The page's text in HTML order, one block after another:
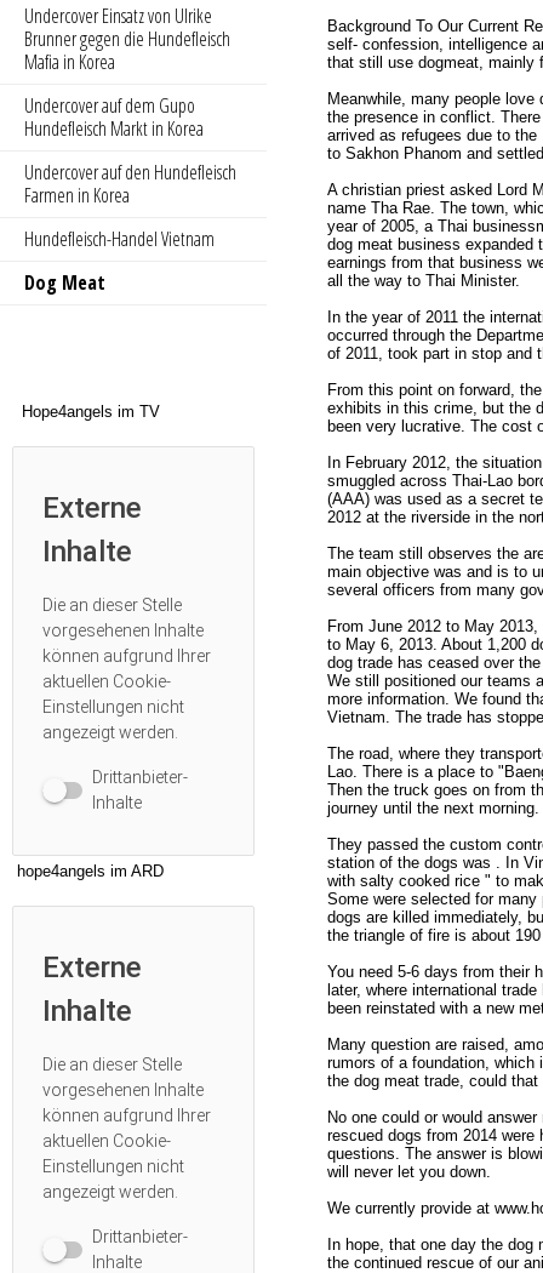
Undercover Einsatz von Ulrike
Brunner gegen die Hundefleisch
Mafia in Korea
Undercover auf dem Gupo
Hundefleisch Markt in Korea
Undercover auf den Hundefleisch
Farmen in Korea
Hundefleisch-Handel Vietnam
Dog Meat
Hope4angels im TV
Externe
Inhalte
Die an dieser Stelle
vorgesehenen Inhalte
können aufgrund Ihrer
aktuellen Cookie-
Einstellungen nicht
angezeigt werden.
Drittanbieter-
Inhalte
hope4angels im ARD
Externe
Inhalte
Die an dieser Stelle
vorgesehenen Inhalte
können aufgrund Ihrer
aktuellen Cookie-
Einstellungen nicht
angezeigt werden.
Drittanbieter-
Inhalte
Background To Our Current
self- confession, intelligence
that still use dogmeat, mainly
Meanwhile, many people
the presence in conflict.
arrived as refugees due to
to Sakhon Phanom and
A christian priest asked Lord
name Tha Rae. The town,
year of 2005, a Thai
dog meat business expanded
earnings from that business
all the way to Thai Minister.
In the year of 2011 the
occurred through the
of 2011, took part in stop and
From this point on forward,
exhibits in this crime, but the
been very lucrative. The cost
In February 2012, the
smuggled across Thai-Lao
(AAA) was used as a secret
2012 at the riverside in the
The team still observes the
main objective was and is to
several officers from many
From June 2012 to May
to May 6, 2013. About 1,200
dog trade has ceased over
We still positioned our teams
more information. We found
Vietnam. The trade has
The road, where they
Lao. There is a place to
Then the truck goes on from
journey until the next
They passed the custom
station of the dogs was . In
with salty cooked rice " to
Some were selected for
dogs are killed immediately,
the triangle of fire is about
You need 5-6 days from their
later, where international
been reinstated with a new
Many question are raised,
rumors of a foundation, which
the dog meat trade, could
No one could or would
rescued dogs from 2014
questions. The answer is
will never let you down.
We currently provide at
In hope, that one day the
the continued rescue of our